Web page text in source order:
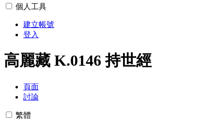
個人工具
建立帳號
登入
高麗藏 K.0146 持世經
頁面
討論
繁體